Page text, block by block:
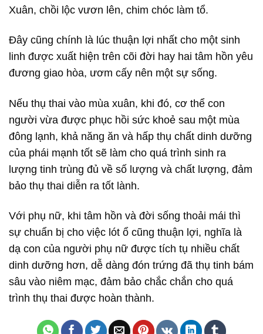
Xuân, chồi lộc vươn lên, chim chóc làm tổ.
Đây cũng chính là lúc thuận lợi nhất cho một sinh
linh được xuất hiện trên cõi đời hay hai tâm hồn yêu
đương giao hòa, ươm cấy nên một sự sống.
Nếu thụ thai vào mùa xuân, khi đó, cơ thể con
người vừa được phục hồi sức khoẻ sau một mùa
đông lạnh, khả năng ăn và hấp thụ chất dinh dưỡng
của phái mạnh tốt sẽ làm cho quá trình sinh ra
lượng tinh trùng đủ về số lượng và chất lượng, đảm
bảo thụ thai diễn ra tốt lành.
Với phụ nữ, khi tâm hồn và đời sống thoải mái thì
sự chuẩn bị cho việc lót ổ cũng thuận lợi, nghĩa là
dạ con của người phụ nữ được tích tụ nhiều chất
dinh dưỡng hơn, dễ dàng đón trứng đã thụ tinh bám
sâu vào niêm mạc, đảm bảo chắc chắn cho quá
trình thụ thai được hoàn thành.